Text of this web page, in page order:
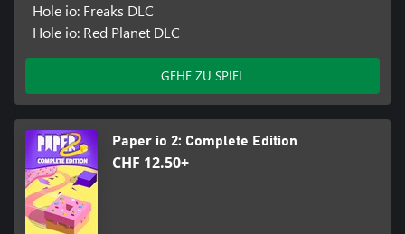
Hole io: Freaks DLC
Hole io: Red Planet DLC
GEHE ZU SPIEL
Paper io 2: Complete Edition
CHF 12.50+